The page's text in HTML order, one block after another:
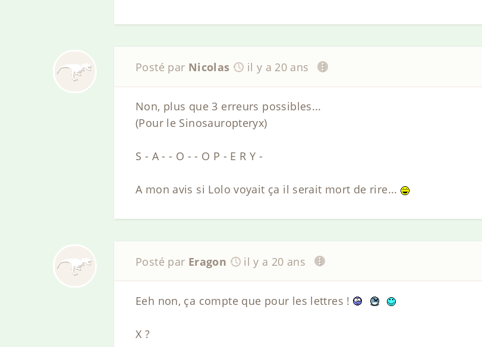
Posté par Nicolas il y a 20 ans
Non, plus que 3 erreurs possibles...
(Pour le Sinosauropteryx)
S - A - - O - - O P - E R Y -
A mon avis si Lolo voyait ça il serait mort de rire...
Posté par Eragon il y a 20 ans
Eeh non, ça compte que pour les lettres !
X ?